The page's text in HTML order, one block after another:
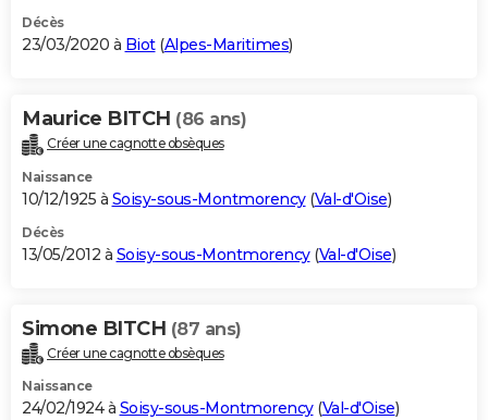
Décès
23/03/2020 à Biot(Alpes-Maritimes)
Maurice BITCH (86 ans)
Créer une cagnotte obsèques
Naissance
10/12/1925 à Soisy-sous-Montmorency(Val-d'Oise)
Décès
13/05/2012 à Soisy-sous-Montmorency(Val-d'Oise)
Simone BITCH (87 ans)
Créer une cagnotte obsèques
Naissance
24/02/1924 à Soisy-sous-Montmorency(Val-d'Oise)